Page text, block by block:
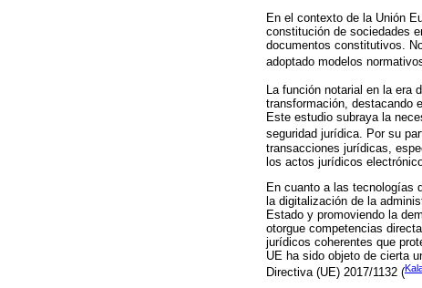
En el contexto de la Unión
constitución de sociedades
documentos constitutivos.
adoptado modelos
La función notarial en la era
transformación, destacando
Este estudio subraya la
seguridad jurídica. Por su
transacciones jurídicas,
los actos jurídicos
En cuanto a las tecnologías
la digitalización de la
Estado y promoviendo la
otorgue competencias
jurídicos coherentes que
UE ha sido objeto de cierta
Directiva (UE) 2017/1132 (